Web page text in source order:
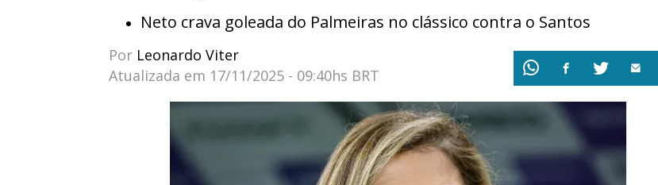
Neto crava goleada do Palmeiras no clássico contra o Santos
Por Leonardo Viter
Atualizada em 17/11/2025 - 09:40hs BRT